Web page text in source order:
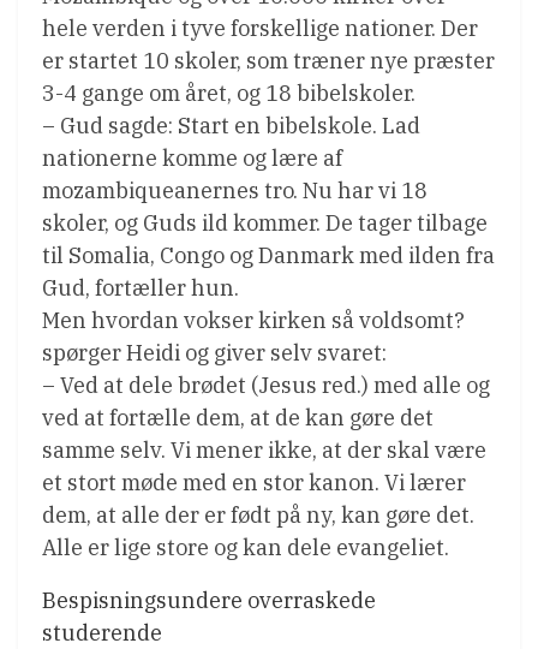
hele verden i tyve forskellige nationer. Der
er startet 10 skoler, som træner nye præster
3-4 gange om året, og 18 bibelskoler.
– Gud sagde: Start en bibelskole. Lad
nationerne komme og lære af
mozambiqueanernes tro. Nu har vi 18
skoler, og Guds ild kommer. De tager tilbage
til Somalia, Congo og Danmark med ilden fra
Gud, fortæller hun.
Men hvordan vokser kirken så voldsomt?
spørger Heidi og giver selv svaret:
– Ved at dele brødet (Jesus red.) med alle og
ved at fortælle dem, at de kan gøre det
samme selv. Vi mener ikke, at der skal være
et stort møde med en stor kanon. Vi lærer
dem, at alle der er født på ny, kan gøre det.
Alle er lige store og kan dele evangeliet.
Bespisningsundere overraskede
studerende